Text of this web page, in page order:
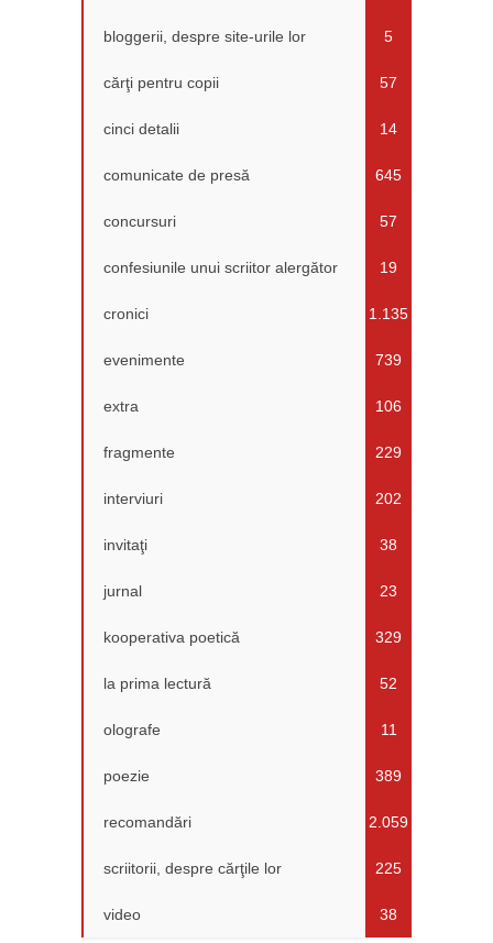
bloggerii, despre site-urile lor 5
cărţi pentru copii 57
cinci detalii 14
comunicate de presă 645
concursuri 57
confesiunile unui scriitor alergător 19
cronici 1.135
evenimente 739
extra 106
fragmente 229
interviuri 202
invitaţi 38
jurnal 23
kooperativa poetică 329
la prima lectură 52
olografe 11
poezie 389
recomandări 2.059
scriitorii, despre cărţile lor 225
video 38